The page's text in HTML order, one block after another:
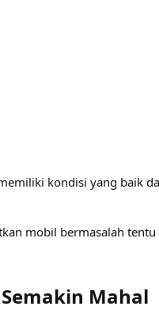
kondisi yang baik
mobil bermasalah tentu
Mahal